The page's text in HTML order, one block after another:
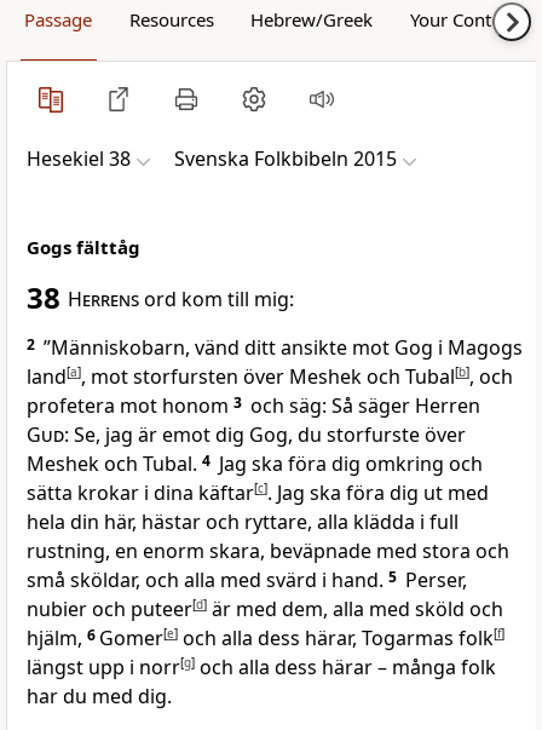
Passage Resources Hebrew/Greek Your Content
Hesekiel 38 Svenska Folkbibeln 2015
Gogs fälttåg
38 Herrensord kom till mig:
2 ”Människobarn, vänd ditt ansikte mot Gog i Magogs
land[a], mot storfursten över Meshek och Tubal[b], och
profetera mot honom 3 och säg: Så säger Herren
Gud: Se, jag är emot dig Gog, du storfurste över
Meshek och Tubal. 4 Jag ska föra dig omkring och
sätta krokar i dina käftar[c]. Jag ska föra dig ut med
hela din här, hästar och ryttare, alla klädda i full
rustning, en enorm skara, beväpnade med stora och
små sköldar, och alla med svärd i hand. 5 Perser,
nubier och puteer[d] är med dem, alla med sköld och
hjälm, 6 Gomer[e] och alla dess härar, Togarmas folk[f]
längst upp i norr[g] och alla dess härar – många folk
har du med dig.